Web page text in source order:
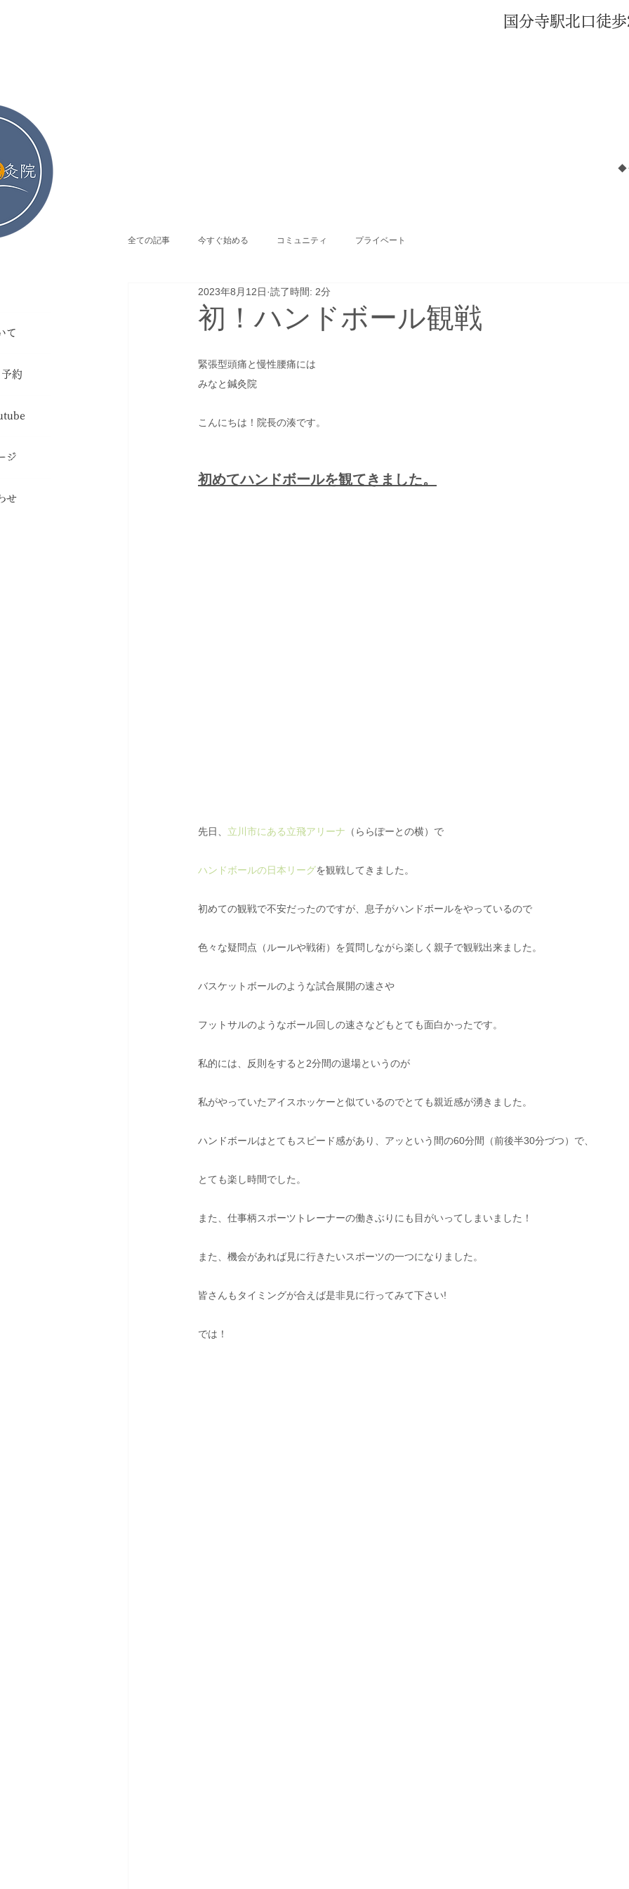
国分寺駅北口徒
全ての記事 今すぐ始める コミュニティ プライベート
初！ハンドボール観戦
2023年8月12日 読了時間: 2分
緊張型頭痛と慢性腰痛には
みなと鍼灸院
こんにちは！院長の湊です。
初めてハンドボールを観てきました。
先日、 立川市にある立飛アリーナ （ららぽーとの横）で
ハンドボールの日本リーグを観戦してきました。
初めての観戦で不安だったのですが、息子がハンドボールをやっているので
色々な疑問点（ルールや戦術）を質問しながら楽しく親子で観戦出来ました。
バスケットボールのような試合展開の速さや
フットサルのようなボール回しの速さなどもとても面白かったです。
私的には、反則をすると2分間の退場というのが
私がやっていたアイスホッケーと似ているのでとても親近感が湧きました。
ハンドボールはとてもスピード感があり、アッという間の60分間（前後半30分づつ）で、
とても楽し時間でした。
また、仕事柄スポーツトレーナーの働きぶりにも目がいってしまいました！
また、機会があれば見に行きたいスポーツの一つになりました。
皆さんもタイミングが合えば是非見に行ってみて下さい!
では！
て
約
ジ
せ